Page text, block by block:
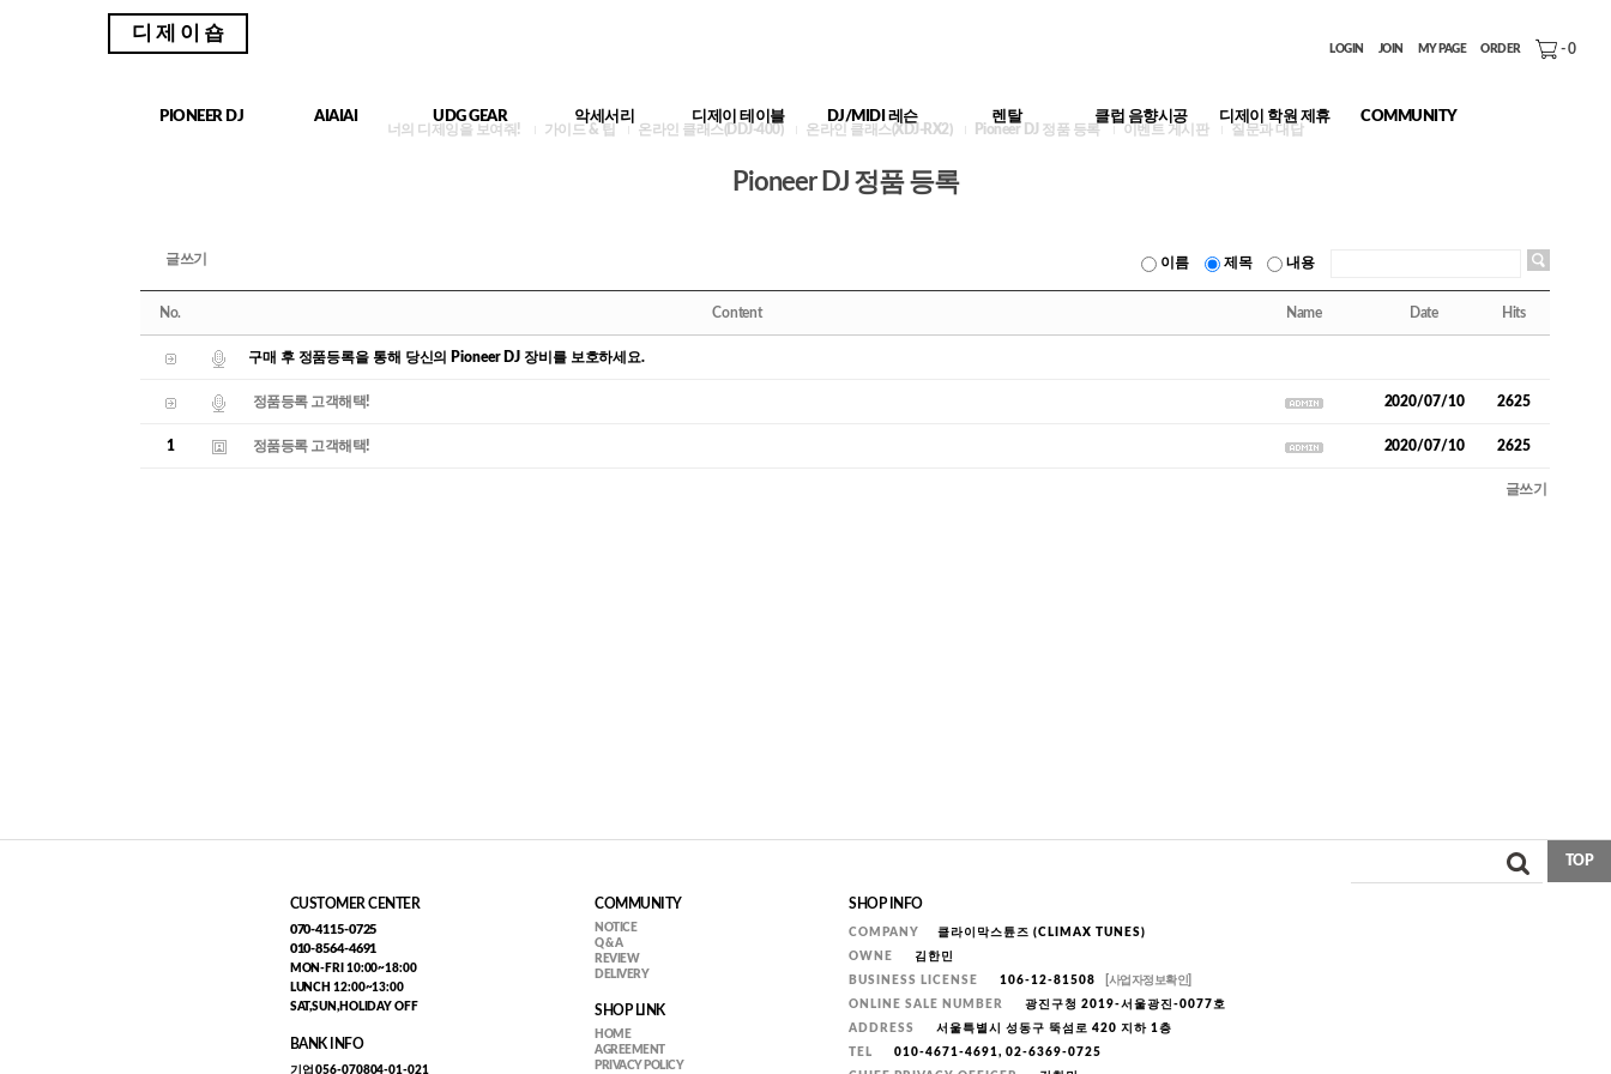
디제이숍
LOGIN JOIN MY PAGE ORDER -0
PIONEER DJ AIAIAI UDG GEAR 악세서리 디제이 테이블 DJ/MIDI 레슨 렌탈 클럽 음향시공 디제이 학원 제휴 COMMUNITY
너의 디제잉을 보여줘! 가이드 & 팁 온라인 클래스(DDJ-400) 온라인 클래스(XDJ-RX2) Pioneer DJ 정품 등록 이벤트 게시판 질문과 대답
Pioneer DJ 정품 등록
글쓰기 이름 제목 내용
No. Content Name Date Hits
구매 후 정품등록을 통해 당신의 Pioneer DJ 장비를 보호하세요.
정품등록 고객해택! 2020/07/10 2625
1 정품등록 고객해택! 2020/07/10 2625
글쓰기
TOP
CUSTOMER CENTER
070-4115-0725
010-8564-4691
MON-FRI 10:00~18:00
LUNCH 12:00~13:00
SAT,SUN,HOLIDAY OFF
BANK INFO
기업 056-070804-01-021
COMMUNITY
NOTICE
Q & A
REVIEW
DELIVERY
SHOP LINK
HOME
AGREEMENT
PRIVACY POLICY
SHOP INFO
COMPANY
클라이막스튠즈 (CLIMAX TUNES)
OWNE
김한민
BUSINESS LICENSE
106-12-81508
[사업자정보확인]
ONLINE SALE NUMBER
광진구청 2019-서울광진-0077호
ADDRESS
서울특별시 성동구 뚝섬로 420 지하 1층
TEL
010-4671-4691, 02-6369-0725